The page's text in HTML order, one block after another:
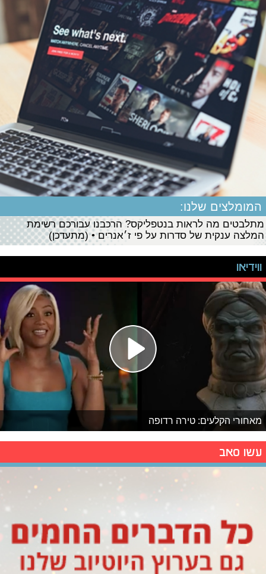
המומלצים שלנו:
מתלבטים מה לראות בנטפליקס? הרכבנו עבורכם רשימת
המלצה ענקית של סדרות על פי ז׳אנרים • (מתעדכן)
ווידיאו
מאחורי הקלעים: טירה רדופה
עשו סאב